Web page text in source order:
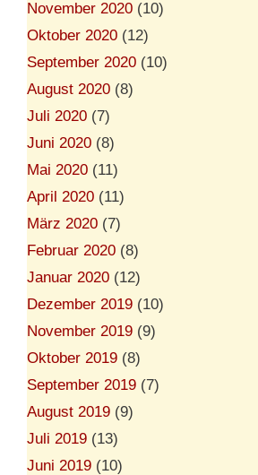
November 2020 (10)
Oktober 2020 (12)
September 2020 (10)
August 2020 (8)
Juli 2020 (7)
Juni 2020 (8)
Mai 2020 (11)
April 2020 (11)
März 2020 (7)
Februar 2020 (8)
Januar 2020 (12)
Dezember 2019 (10)
November 2019 (9)
Oktober 2019 (8)
September 2019 (7)
August 2019 (9)
Juli 2019 (13)
Juni 2019 (10)